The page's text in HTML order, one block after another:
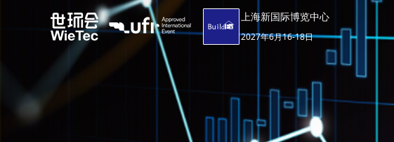
上海新国际博览中心
2027年6月16-18日